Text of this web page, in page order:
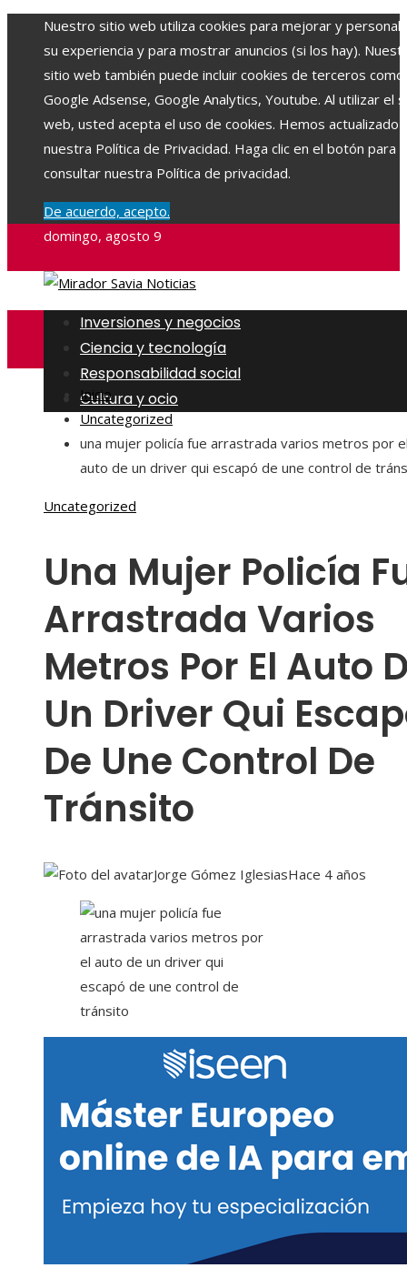
Nuestro sitio web utiliza cookies para mejorar y
su experiencia y para mostrar anuncios (si los hay).
sitio web también puede incluir cookies de terceros como
Google Adsense, Google Analytics, Youtube. Al utilizar el
web, usted acepta el uso de cookies. Hemos actualizado
nuestra Política de Privacidad. Haga clic en el botón para
consultar nuestra Política de privacidad.
De acuerdo, acepto.
domingo, agosto 9
Inversiones y negocios
Ciencia y tecnología
Responsabilidad social
Cultura y ocio
Inicio
Uncategorized
una mujer policía fue arrastrada varios metros por
auto de un driver qui escapó de une control de
Uncategorized
Una Mujer Policía
Arrastrada Varios
Metros Por El Auto
Un Driver Qui
De Une Control De
Tránsito
Jorge Gómez IglesiasHace 4 años